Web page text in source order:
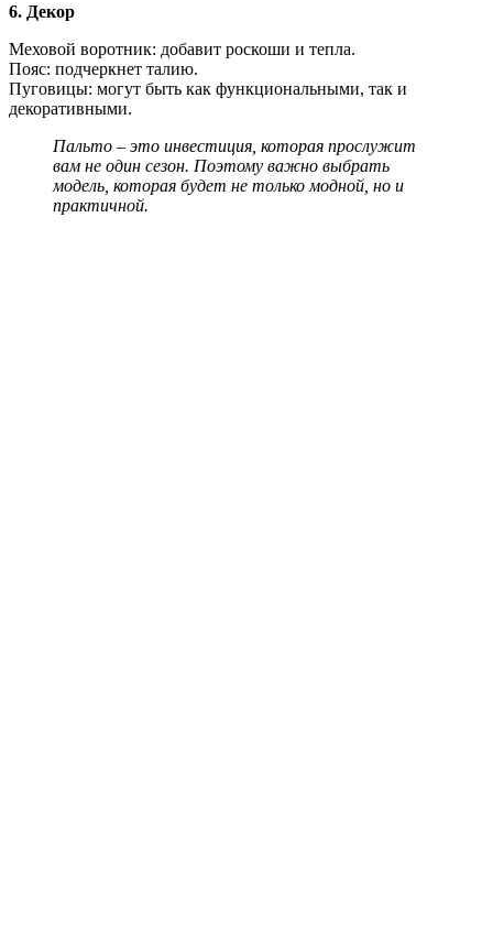
6. Декор
Меховой воротник: добавит роскоши и тепла.
Пояс: подчеркнет талию.
Пуговицы: могут быть как функциональными, так и
декоративными.
Пальто – это инвестиция, которая прослужит
вам не один сезон. Поэтому важно выбрать
модель, которая будет не только модной, но и
практичной.